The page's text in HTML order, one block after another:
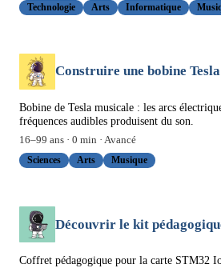
Technologie
Arts Informatique
Construire une bobine
Bobine de Tesla musicale : les arcs
fréquences audibles produisent du son.
16–99 ans · 0 min · Avancé
Sciences
Arts Musique
Découvrir le kit
Coffret pédagogique pour la carte STM32